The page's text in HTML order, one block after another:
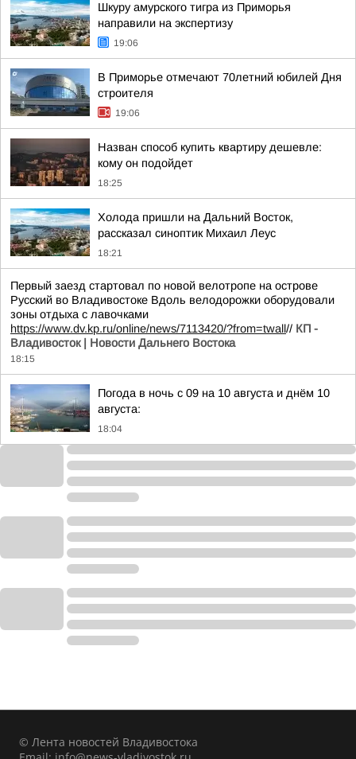
Шкуру амурского тигра из Приморья
направили на экспертизу
19:06
В Приморье отмечают 70летний юбилей Дня
строителя
19:06
Назван способ купить квартиру дешевле:
кому он подойдет
18:25
Холода пришли на Дальний Восток,
рассказал синоптик Михаил Леус
18:21
Первый заезд стартовал по новой велотропе на острове
Русский во Владивостоке Вдоль велодорожки оборудовали
зоны отдыха с лавочками
https://www.dv.kp.ru/online/news/7113420/?from=twall// КП -
Владивосток | Новости Дальнего Востока
18:15
Погода в ночь с 09 на 10 августа и днём 10
августа:
18:04
© Лента новостей Владивостока